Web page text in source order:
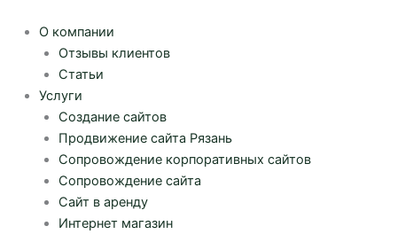
содержимому
О компании
Отзывы клиентов
Статьи
Услуги
Создание сайтов
Продвижение сайта Рязань
Сопровождение корпоративных сайтов
Сопровождение сайта
Сайт в аренду
Интернет магазин